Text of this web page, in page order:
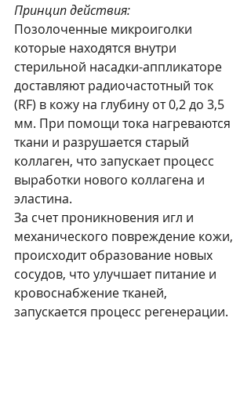
Принцип действия:
Позолоченные микроиголки
которые находятся внутри
стерильной насадки-аппликаторе
доставляют радиочастотный ток
(RF) в кожу на глубину от 0,2 до 3,5
мм. При помощи тока нагреваются
ткани и разрушается старый
коллаген, что запускает процесс
выработки нового коллагена и
эластина.
За счет проникновения игл и
механического повреждение кожи,
происходит образование новых
сосудов, что улучшает питание и
кровоснабжение тканей,
запускается процесс регенерации.